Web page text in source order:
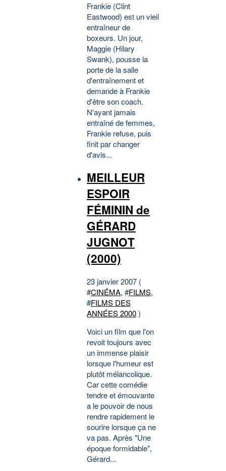
Frankie (Clint
Eastwood) est un vieil
entraîneur de
boxeurs. Un jour,
Maggie (Hilary
Swank), pousse la
porte de la salle
d'entraînement et
demande à Frankie
d'être son coach.
N'ayant jamais
entraîné de femmes,
Frankie refuse, puis
finit par changer
d'avis...
MEILLEUR
ESPOIR
FÉMININ de
GÉRARD
JUGNOT
(2000)
23 janvier 2007 (
#CINÉMA, #FILMS,
#FILMS DES
ANNÉES 2000)
Voici un film que l'on
revoit toujours avec
un immense plaisir
lorsque l'humeur est
plutôt mélancolique.
Car cette comédie
tendre et émouvante
a le pouvoir de nous
rendre rapidement le
sourire lorsque ça ne
va pas. Après "Une
époque formidable",
Gérard...